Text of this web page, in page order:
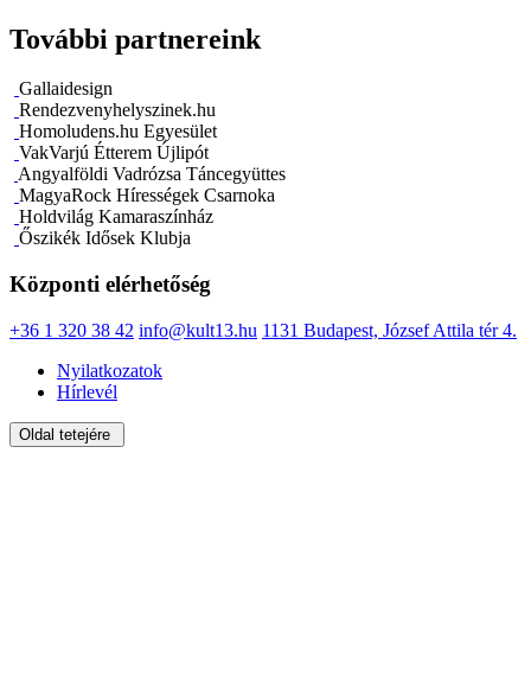
További partnereink
Gallaidesign
Rendezvenyhelyszinek.hu
Homoludens.hu Egyesület
VakVarjú Étterem Újlipót
Angyalföldi Vadrózsa Táncegyüttes
MagyaRock Hírességek Csarnoka
Holdvilág Kamaraszínház
Őszikék Idősek Klubja
Központi elérhetőség
+36 1 320 38 42 info@kult13.hu 1131 Budapest, József Attila tér 4.
Nyilatkozatok
Hírlevél
Oldal tetejére